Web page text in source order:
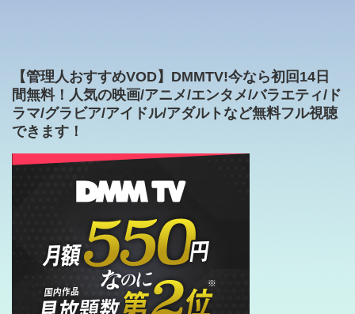
【管理人おすすめVOD】DMMTV!今なら初回14日
間無料！人気の映画/アニメ/エンタメ/バラエティ/ド
ラマ/グラビア/アイドル/アダルトなど無料フル視聴
できます！